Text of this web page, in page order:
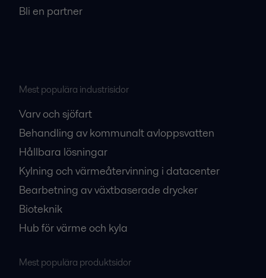
Bli en partner
Mest populära industrisidor
Varv och sjöfart
Behandling av kommunalt avloppsvatten
Hållbara lösningar
Kylning och värmeåtervinning i datacenter
Bearbetning av växtbaserade drycker
Bioteknik
Hub för värme och kyla
Mest populära produktsidor